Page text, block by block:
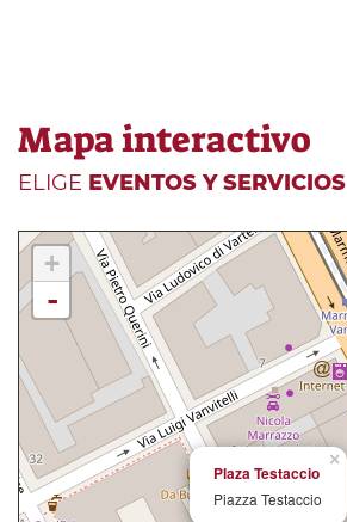
Mapa interactivo
ELIGE EVENTOS Y SERVICIOS
×
Plaza Testaccio
Piazza Testaccio
+
-